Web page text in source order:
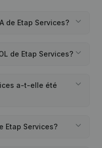
de Etap Services?
de Etap Services?
a-t-elle été
Etap Services?